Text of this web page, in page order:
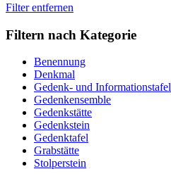
Filter entfernen
Filtern nach Kategorie
Benennung
Denkmal
Gedenk- und Informationstafel
Gedenkensemble
Gedenkstätte
Gedenkstein
Gedenktafel
Grabstätte
Stolperstein